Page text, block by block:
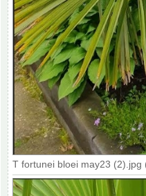
T fortunei bloei may23